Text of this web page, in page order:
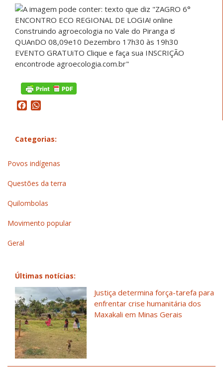
Facebook
Categorias:
Povos indígenas
Questões da terra
Quilombolas
Movimento popular
Geral
Últimas notícias:
Justiça determina força-tarefa para
enfrentar crise humanitária dos
Maxakali em Minas Gerais